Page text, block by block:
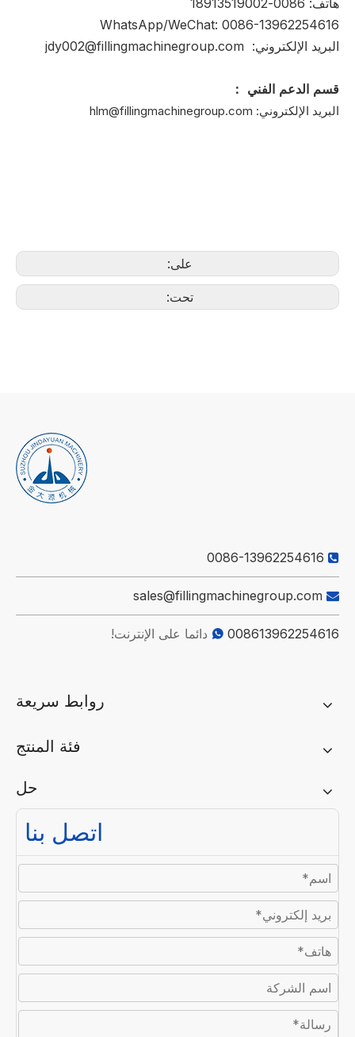
هاتف: 0086-18913519002
WhatsApp/WeChat: 0086-13962254616
البريد الإلكتروني: jdy002@fillingmachinegroup.com
قسم الدعم الفني ：
البريد الإلكتروني: hlm@fillingmachinegroup.com
على:
تحت:

0086-13962254616

sales@fillingmachinegroup.com
 008613962254616 دائما على الإنترنت!
روابط سريعة
فئة المنتج
حل
اتصل بنا